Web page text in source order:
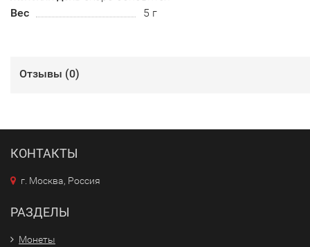
Вес
5 г
Отзывы (0)
КОНТАКТЫ
г. Москва, Россия
РАЗДЕЛЫ
Монеты